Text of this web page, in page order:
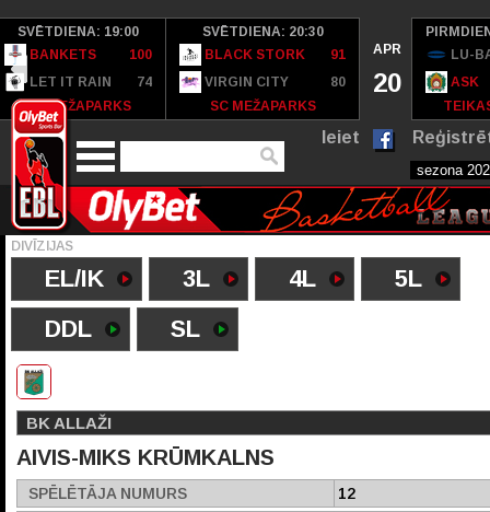
SVĒTDIENA: 19:00
BANKETS
100
LET IT RAIN
74
SC MEŽAPARKS
SVĒTDIENA: 20:30
BLACK STORK
91
VIRGIN CITY
80
SC MEŽAPARKS
APR
20
LU-
ASK
Ieiet
DIVĪZIJAS
EL/IK 3L 4L
5L
DDL
SL
BK ALLAŽI
AIVIS-MIKS KRŪMKALNS
SPĒLĒTĀJA NUMURS
12